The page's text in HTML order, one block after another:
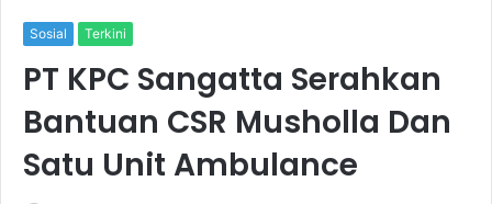
Sosial Terkini
PT KPC Sangatta Serahkan
Bantuan CSR Musholla Dan
Satu Unit Ambulance